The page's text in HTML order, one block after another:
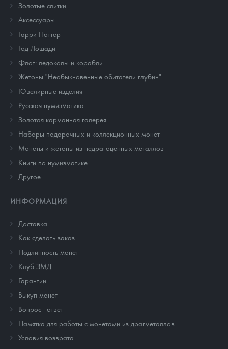
Золотые слитки
Аксессуары
Гарри Поттер
Год Лошади
Флот: ледоколы и корабли
Жетоны "Необыкновенные обитатели глубин"
Ювелирные изделия
Русская нумизматика
Золотая карманная галерея
Наборы подарочных и коллекционных монет
Монеты и жетоны из недрагоценных металлов
Книги по нумизматике
Другое
ИНФОРМАЦИЯ
Доставка
Как сделать заказ
Подлинность монет
Клуб ЗМД
Гарантии
Выкуп монет
Вопрос - ответ
Памятка для работы с монетами из драгметаллов
Условия возврата